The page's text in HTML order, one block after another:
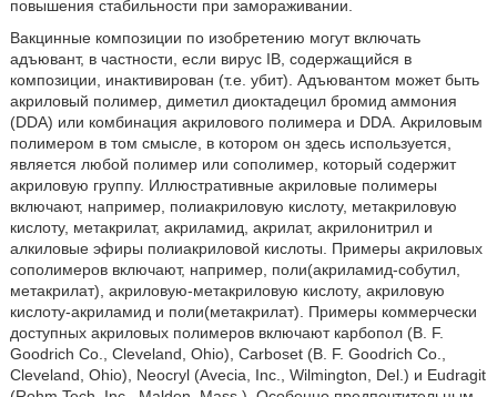
повышения стабильности при замораживании.
Вакцинные композиции по изобретению могут включать
адъювант, в частности, если вирус IB, содержащийся в
композиции, инактивирован (т.е. убит). Адъювантом может быть
акриловый полимер, диметил диоктадецил бромид аммония
(DDA) или комбинация акрилового полимера и DDA. Акриловым
полимером в том смысле, в котором он здесь используется,
является любой полимер или сополимер, который содержит
акриловую группу. Иллюстративные акриловые полимеры
включают, например, полиакриловую кислоту, метакриловую
кислоту, метакрилат, акриламид, акрилат, акрилонитрил и
алкиловые эфиры полиакриловой кислоты. Примеры акриловых
сополимеров включают, например, поли(акриламид-собутил,
метакрилат), акриловую-метакриловую кислоту, акриловую
кислоту-акриламид и поли(метакрилат). Примеры коммерчески
доступных акриловых полимеров включают карбопол (B. F.
Goodrich Co., Cleveland, Ohio), Carboset (B. F. Goodrich Co.,
Cleveland, Ohio), Neocryl (Avecia, Inc., Wilmington, Del.) и Eudragit